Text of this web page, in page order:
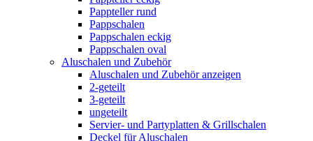
Pappteller rund
Pappschalen
Pappschalen eckig
Pappschalen oval
Aluschalen und Zubehör
Aluschalen und Zubehör anzeigen
2-geteilt
3-geteilt
ungeteilt
Servier- und Partyplatten & Grillschalen
Deckel für Aluschalen